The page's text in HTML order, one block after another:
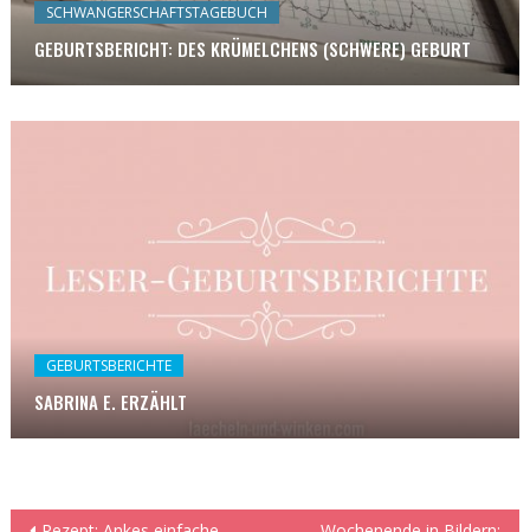
SCHWANGERSCHAFTSTAGEBUCH
GEBURTSBERICHT: DES KRÜMELCHENS (SCHWERE) GEBURT
GEBURTSBERICHTE
SABRINA E. ERZÄHLT